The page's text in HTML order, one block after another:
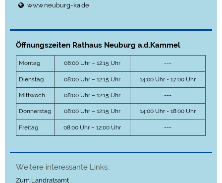
www.neuburg-ka.de
Öffnungszeiten Rathaus Neuburg a.d.Kammel
Montag 08:00 Uhr – 12:15 Uhr ---
Dienstag 08:00 Uhr – 12:15 Uhr 14:00 Uhr - 17:00 Uhr
Mittwoch 08:00 Uhr – 12:15 Uhr ---
Donnerstag 08:00 Uhr – 12:15 Uhr 14:00 Uhr - 18:00 Uhr
Freitag 08:00 Uhr – 12:00 Uhr ---
Weitere interessante Links:
Zum Landratsamt